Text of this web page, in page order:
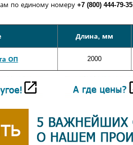
по единому номеру +7 (800) 444-79-35
Длина, мм
ОП 2000